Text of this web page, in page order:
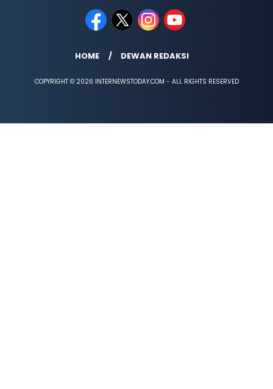
HOME DEWAN REDAKSI
COPYRIGHT © 2026 INTERNEWSTODAY.COM - ALL RIGHTS RESERVED